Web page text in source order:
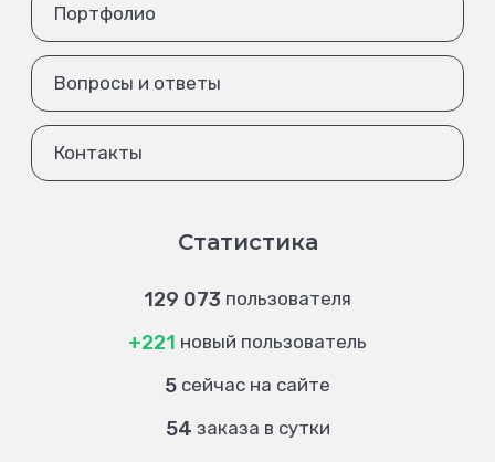
Портфолио
Вопросы и ответы
Контакты
Статистика
129 073 пользователя
+221 новый пользователь
5 сейчас на сайте
54 заказа в сутки